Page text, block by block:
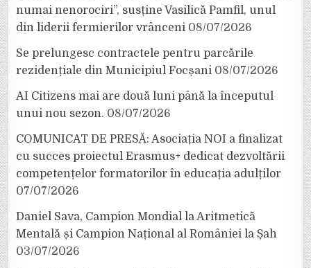
numai nenorociri”, susține Vasilică Pamfil, unul
din liderii fermierilor vrânceni 08/07/2026
Se prelungesc contractele pentru parcările
rezidențiale din Municipiul Focșani 08/07/2026
AI Citizens mai are două luni până la începutul
unui nou sezon. 08/07/2026
COMUNICAT DE PRESĂ: Asociația NOI a finalizat
cu succes proiectul Erasmus+ dedicat dezvoltării
competențelor formatorilor în educația adulților
07/07/2026
Daniel Sava, Campion Mondial la Aritmetică
Mentală și Campion Național al României la Șah
03/07/2026